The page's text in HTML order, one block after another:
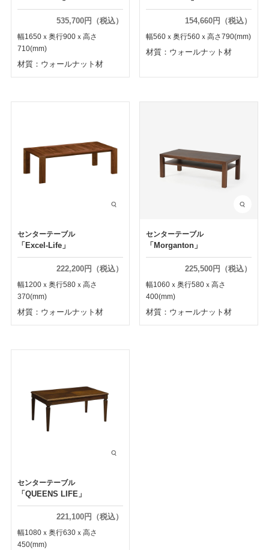
535,700円（税込）
幅1650ｘ奥行900ｘ高さ
710(mm)
材質：ウォールナット材
154,660円（税込）
幅560ｘ奥行560ｘ高さ790(mm)
材質：ウォールナット材
センターテーブル
「Excel-Life」
222,200円（税込）
幅1200ｘ奥行580ｘ高さ
370(mm)
材質：ウォールナット材
センターテーブル
「Morganton」
225,500円（税込）
幅1060ｘ奥行580ｘ高さ
400(mm)
材質：ウォールナット材
センターテーブル
「QUEENS LIFE」
221,100円（税込）
幅1080ｘ奥行630ｘ高さ
450(mm)